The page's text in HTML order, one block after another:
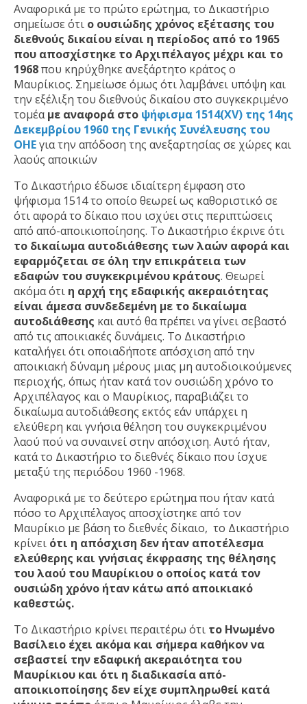
Αναφορικά με το πρώτο ερώτημα, το Δικαστήριο
σημείωσε ότι ο ουσιώδης χρόνος εξέτασης του
διεθνούς δικαίου είναι η περίοδος από το 1965
που αποσχίστηκε το Αρχιπέλαγος μέχρι και το
1968που κηρύχθηκε ανεξάρτητο κράτος ο
Μαυρίκιος. Σημείωσε όμως ότι λαμβάνει υπόψη και
την εξέλιξη του διεθνούς δικαίου στο συγκεκριμένο
τομέαμε αναφορά στο ψήφισμα 1514(XV) της 14ης
Δεκεμβρίου 1960 της Γενικής Συνέλευσης του
ΟΗΕγια την απόδοση της ανεξαρτησίας σε χώρες και
λαούς αποικιών
Το Δικαστήριο έδωσε ιδιαίτερη έμφαση στο
ψήφισμα 1514 το οποίο θεωρεί ως καθοριστικό σε
ότι αφορά το δίκαιο που ισχύει στις περιπτώσεις
από από-αποικιοποίησης. Το Δικαστήριο έκρινε ότι
το δικαίωμα αυτοδιάθεσης των λαών αφορά και
εφαρμόζεται σε όλη την επικράτεια των
εδαφών του συγκεκριμένου κράτους. Θεωρεί
ακόμα ότι η αρχή της εδαφικής ακεραιότητας
είναι άμεσα συνδεδεμένη με το δικαίωμα
αυτοδιάθεσης και αυτό θα πρέπει να γίνει σεβαστό
από τις αποικιακές δυνάμεις. Το Δικαστήριο
καταλήγει ότι οποιαδήποτε απόσχιση από την
αποικιακή δύναμη μέρους μιας μη αυτοδιοικούμενες
περιοχής, όπως ήταν κατά τον ουσιώδη χρόνο το
Αρχιπέλαγος και ο Μαυρίκιος, παραβιάζει το
δικαίωμα αυτοδιάθεσης εκτός εάν υπάρχει η
ελεύθερη και γνήσια θέληση του συγκεκριμένου
λαού πού να συναινεί στην απόσχιση. Αυτό ήταν,
κατά το Δικαστήριο το διεθνές δίκαιο που ίσχυε
μεταξύ της περιόδου 1960 -1968.
Αναφορικά με το δεύτερο ερώτημα που ήταν κατά
πόσο το Αρχιπέλαγος αποσχίστηκε από τον
Μαυρίκιο με βάση το διεθνές δίκαιο, το Δικαστήριο
κρίνει ότι η απόσχιση δεν ήταν αποτέλεσμα
ελεύθερης και γνήσιας έκφρασης της θέλησης
του λαού του Μαυρίκιου ο οποίος κατά τον
ουσιώδη χρόνο ήταν κάτω από αποικιακό
καθεστώς.
Το Δικαστήριο κρίνει περαιτέρω ότι το Ηνωμένο
Βασίλειο έχει ακόμα και σήμερα καθήκον να
σεβαστεί την εδαφική ακεραιότητα του
Μαυρίκιου και ότι η διαδικασία από-
αποικιοποίησης δεν είχε συμπληρωθεί κατά